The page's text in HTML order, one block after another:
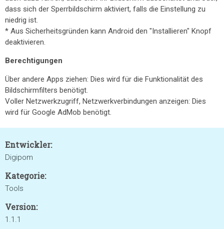
dass sich der Sperrbildschirm aktiviert, falls die Einstellung zu
niedrig ist.
* Aus Sicherheitsgründen kann Android den "Installieren" Knopf
deaktivieren.
Berechtigungen
Über andere Apps ziehen: Dies wird für die Funktionalität des
Bildschirmfilters benötigt.
Voller Netzwerkzugriff, Netzwerkverbindungen anzeigen: Dies
wird für Google AdMob benötigt.
Entwickler:
Digipom
Kategorie:
Tools
Version:
1.1.1